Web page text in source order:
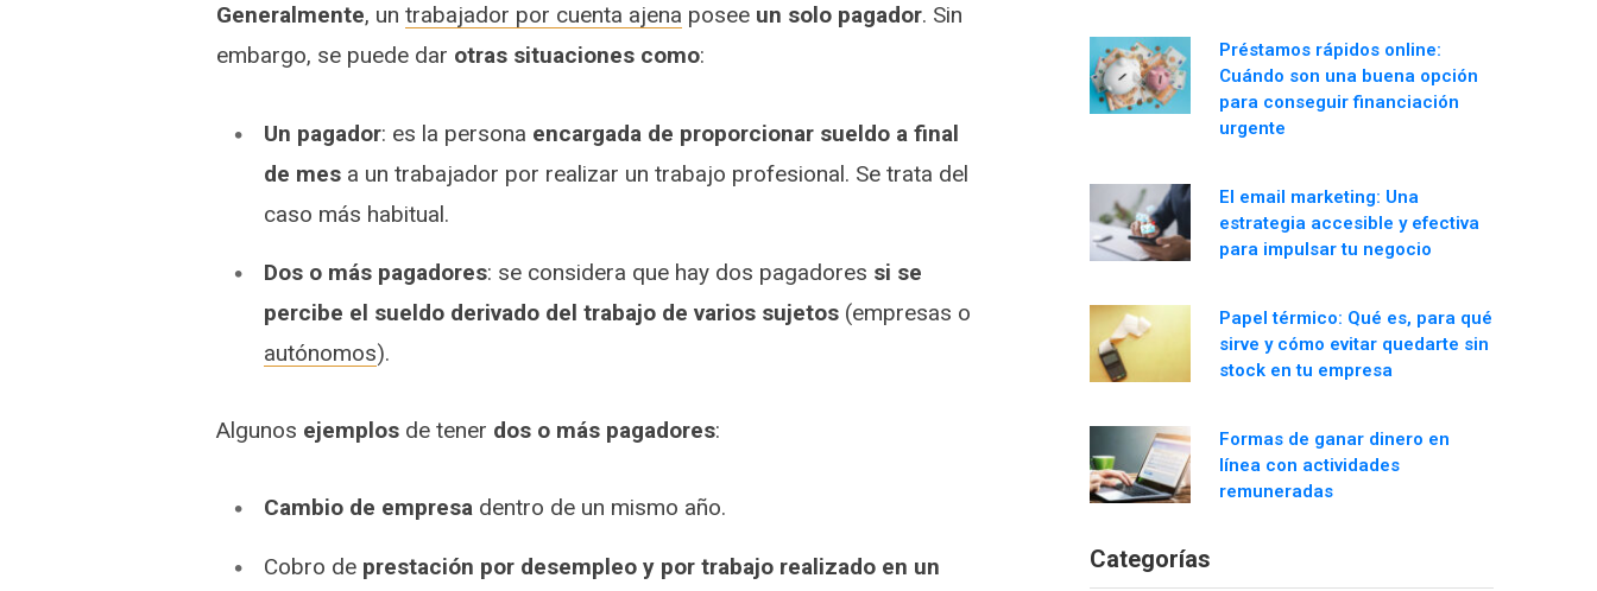
Generalmente, un trabajador por cuenta ajena posee un solo pagador. Sin
embargo, se puede dar otras situaciones como:
Un pagador: es la persona encargada de proporcionar sueldo a final
de mesa un trabajador por realizar un trabajo profesional. Se trata del
caso más habitual.
Dos o más pagadores: se considera que hay dos pagadores si se
percibe el sueldo derivado del trabajo de varios sujetos(empresas o
autónomos).
Algunos ejemplosde tener dos o más pagadores:
Cambio de empresadentro de un mismo año.
Cobro de prestación por desempleo y por trabajo realizado en un
Préstamos rápidos online:
Cuándo son una buena opción
para conseguir financiación
urgente
El email marketing: Una
estrategia accesible y efectiva
para impulsar tu negocio
Papel térmico: Qué es, para qué
sirve y cómo evitar quedarte sin
stock en tu empresa
Formas de ganar dinero en
línea con actividades
remuneradas
Categorías